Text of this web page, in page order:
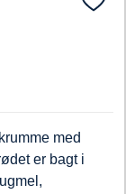
med
er bagt i